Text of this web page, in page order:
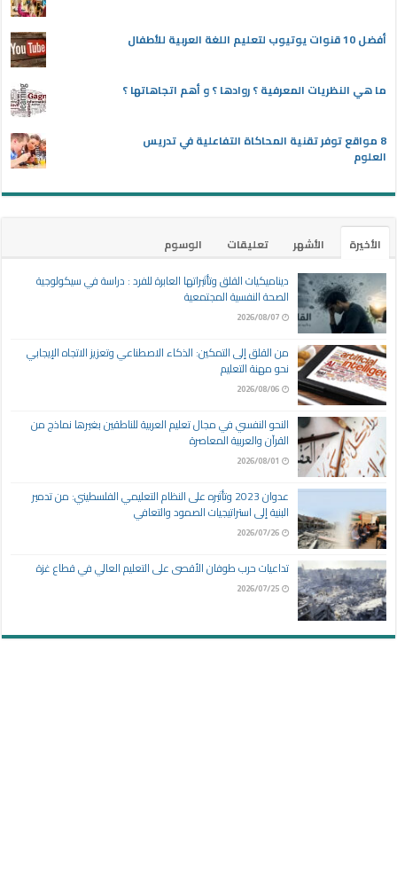
أفضل 10 قنوات يوتيوب لتعليم اللغة العربية للأطفال
ما هي النظريات المعرفية ؟ روادها ؟ و أهم اتجاهاتها ؟
8 مواقع توفر تقنية المحاكاة التفاعلية في تدريس
العلوم
الأخيرة الأشهر تعليقات
الوسوم
ديناميكيات القلق وتأثيراتها العابرة للفرد : دراسة في سيكولوجية
الصحة النفسية المجتمعية
2026/08/07
من القلق إلى التمكين: الذكاء الاصطناعي وتعزيز الاتجاه الإيجابي
نحو مهنة التعليم
2026/08/06
النحو النفسي في مجال تعليم العربية للناطقين بغيرها نماذج من
القرآن والعربية المعاصرة
2026/08/01
عدوان 2023 وتأثيره على النظام التعليمي الفلسطيني: من تدمير
البنية إلى استراتيجيات الصمود والتعافي
2026/07/26
تداعيات حرب طوفان الأقصى على التعليم العالي في قطاع غزة
2026/07/25